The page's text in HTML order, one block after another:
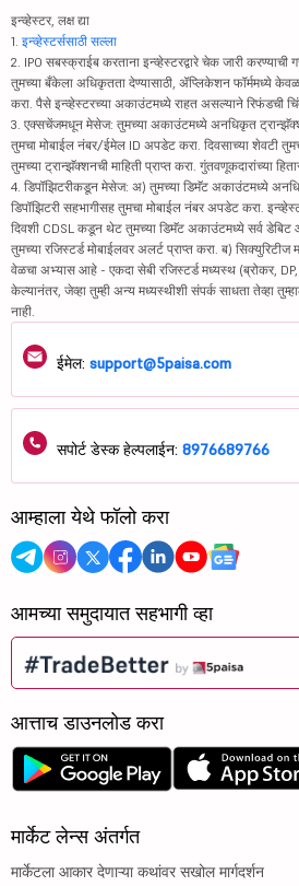
इन्व्हेस्टर, लक्ष द्या
1. इन्व्हेस्टर्ससाठी सल्ला
2. IPO सबस्क्राईब करताना इन्व्हेस्टरद्वारे चेक जारी करण्याची
तुमच्या बँकेला अधिकृतता देण्यासाठी, ॲप्लिकेशन फॉर्ममध्ये
करा. पैसे इन्व्हेस्टरच्या अकाउंटमध्ये राहत असल्याने रिफंडची
3. एक्सचेंजमधून मेसेज: तुमच्या अकाउंटमध्ये अनधिकृत
तुमचा मोबाईल नंबर/ईमेल ID अपडेट करा. दिवसाच्या शेवटी
तुमच्या ट्रान्झॅक्शनची माहिती प्राप्त करा. गुंतवणूकदारांच्या
4. डिपॉझिटरीकडून मेसेज: अ) तुमच्या डिमॅट अकाउंटमध्ये
डिपॉझिटरी सहभागीसह तुमचा मोबाईल नंबर अपडेट करा.
दिवशी CDSL कडून थेट तुमच्या डिमॅट अकाउंटमध्ये सर्व डेबिट
तुमच्या रजिस्टर्ड मोबाईलवर अलर्ट प्राप्त करा. ब) सिक्युरिटीज
वेळचा अभ्यास आहे - एकदा सेबी रजिस्टर्ड मध्यस्थ (ब्रोकर,
केल्यानंतर, जेव्हा तुम्ही अन्य मध्यस्थीशी संपर्क साधता तेव्हा
नाही.
ईमेल: support@5paisa.com
सपोर्ट डेस्क हेल्पलाईन: 8976689766
आम्हाला येथे फॉलो करा
आमच्या समुदायात सहभागी व्हा
आत्ताच डाउनलोड करा
मार्केट लेन्स अंतर्गत
मार्केटला आकार देणाऱ्या कथांवर सखोल मार्गदर्शन